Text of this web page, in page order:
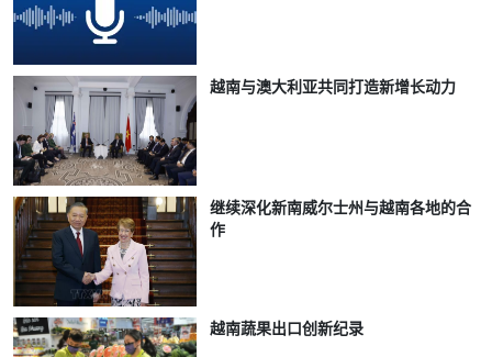
越南与澳大利亚共同打造新增长动力
继续深化新南威尔士州与越南各地的合
作
越南蔬果出口创新纪录